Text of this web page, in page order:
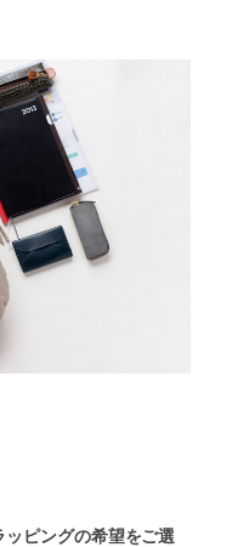
ピングの希望をご選